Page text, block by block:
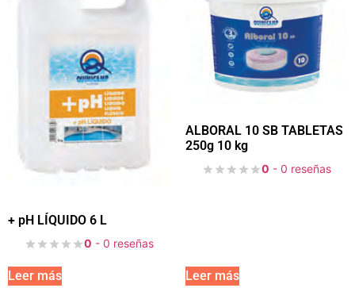
+ pH LÍQUIDO 6 L
0 - 0 reseñas
Leer más
ALBORAL 10 SB TABLETAS
250g 10 kg
0 - 0 reseñas
Leer más